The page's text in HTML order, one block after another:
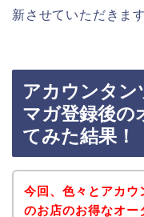
新させていただきま
アカウンタ
マガ登録後の
てみた結果！
今回、色々とアカウ
のお店のお得なオー